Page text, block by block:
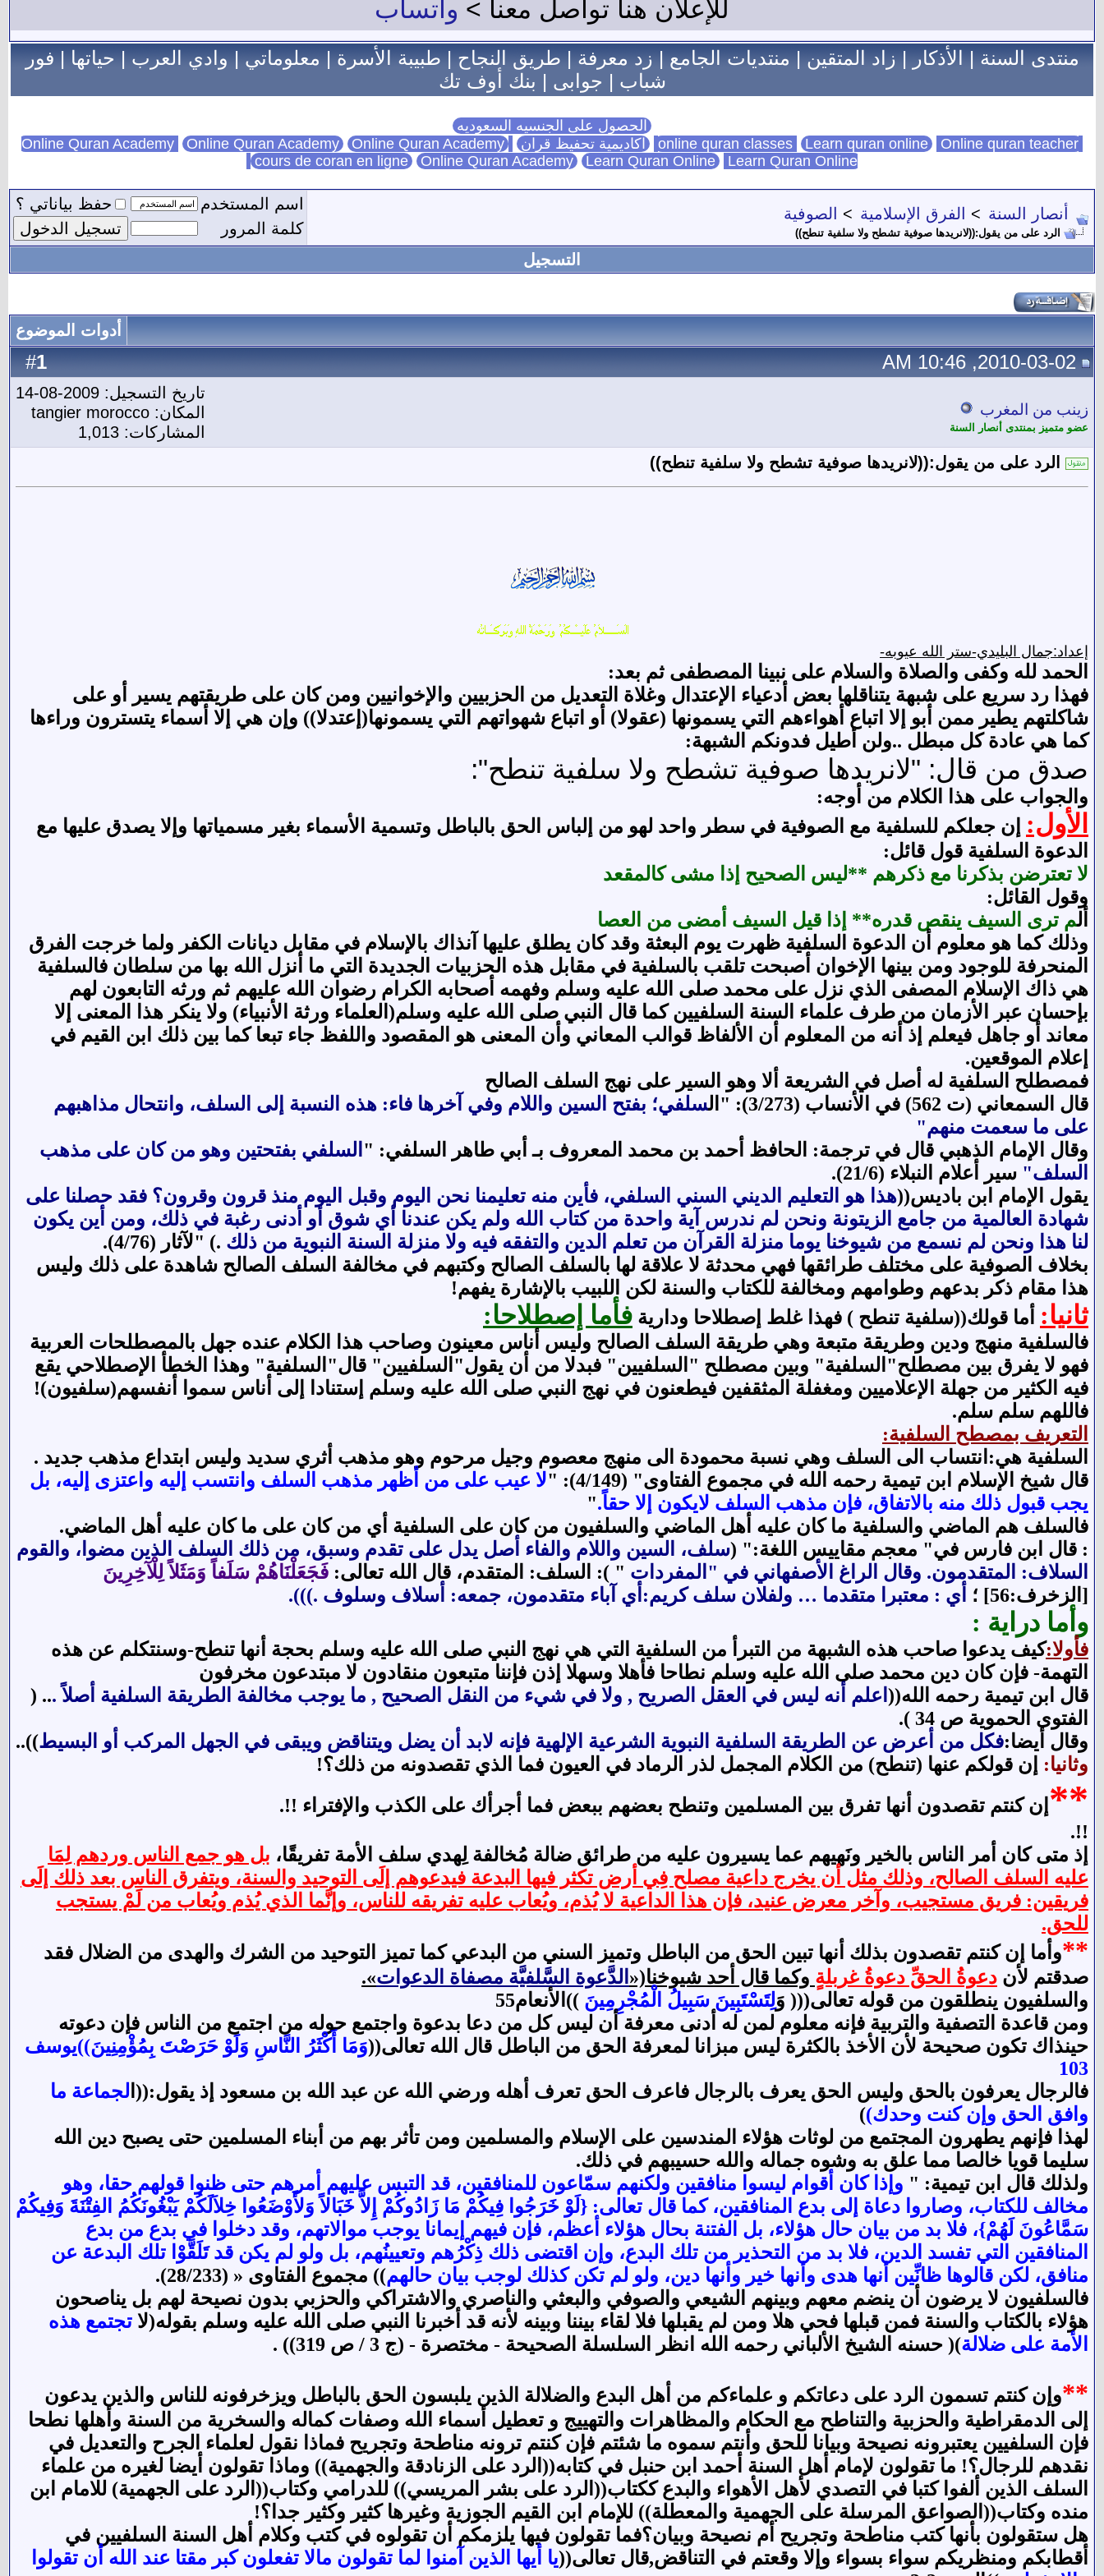
للإعلان هنا تواصل معنا > واتساب
منتدى السنة|الأذكار|زاد المتقين|منتديات الجامع|زد معرفة|طريق النجاح|طبيبة الأسرة|معلوماتي|وادي العرب|حياتها|فور
شباب | جوابى | بنك أوف تك
الحصول على الجنسيه السعوديه
Learn quran online Online quran teacher اكاديمية تحفيظ قران Online Quran Academy Online Quran Academy
cours de coran en ligne Online Quran Academy Learn Quran Online Learn Quran Online
أنصار السنة > الفرق الإسلامية > الصوفية
الرد على من يقول:((لانريدها صوفية تشطح ولا سلفية تنطح))
اسم المستخدم
حفظ بياناتي ؟
كلمة المرور
التسجيل
أدوات الموضوع
#
1 2010-03-02, 10:46 AM
زينب من المغرب
عضو متميز بمنتدى أنصار السنة
تاريخ التسجيل: 2009-08-14
المكان: tangier morocco
المشاركات: 1,013
الرد على من يقول:((لانريدها صوفية تشطح ولا سلفية تنطح))
إعداد:جمال البليدي-ستر الله عيوبه-
الحمد لله وكفى والصلاة والسلام على نبينا المصطفى ثم بعد:
فهذا رد سريع على شبهة يتناقلها بعض أدعياء الإعتدال وغلاة التعديل من الحزبيين والإخوانيين ومن كان على طريقتهم يسير أو على
شاكلتهم يطير ممن أبو إلا اتباع أهواءهم التي يسمونها (عقولا) أو اتباع شهواتهم التي يسمونها(إعتدلا)) وإن هي إلا أسماء يتسترون وراءها
كما هي عادة كل مبطل ..ولن أطيل فدونكم الشبهة:
صدق من قال: "لانريدها صوفية تشطح ولا سلفية تنطح":
والجواب على هذا الكلام من أوجه:
الأول: إن جعلكم للسلفية مع الصوفية في سطر واحد لهو من إلباس الحق بالباطل وتسمية الأسماء بغير مسمياتها وإلا يصدق عليها مع
الدعوة السلفية قول قائل:
لا تعترضن بذكرنا مع ذكرهم **ليس الصحيح إذا مشى كالمقعد
وقول القائل:
ألم ترى السيف ينقص قدره** إذا قيل السيف أمضى من العصا
وذلك كما هو معلوم أن الدعوة السلفية ظهرت يوم البعثة وقد كان يطلق عليها آنذاك بالإسلام في مقابل ديانات الكفر ولما خرجت الفرق
المنحرفة للوجود ومن بينها الإخوان أصبحت تلقب بالسلفية في مقابل هذه الحزبيات الجديدة التي ما أنزل الله بها من سلطان فالسلفية
هي ذاك الإسلام المصفى الذي نزل على محمد صلى الله عليه وسلم وفهمه أصحابه الكرام رضوان الله عليهم ثم ورثه التابعون لهم
بإحسان عبر الأزمان من طرف علماء السنة السلفيين كما قال النبي صلى الله عليه وسلم(العلماء ورثة الأنبياء) ولا ينكر هذا المعنى إلا
معاند أو جاهل فيعلم إذ أنه من المعلوم أن الألفاظ قوالب المعاني وأن المعنى هو المقصود واللفظ جاء تبعا كما بين ذلك ابن القيم في
إعلام الموقعين.
فمصطلح السلفية له أصل في الشريعة ألا وهو السير على نهج السلف الصالح
قال السمعاني (ت 562) في الأنساب (3/273): "ال
سلفي؛ بفتح السين واللام وفي آخرها فاء: هذه النسبة إلى السلف، وانتحال مذاهبهم
على ما سعمت منهم"
وقال الإمام الذهبي قال في ترجمة: الحافظ أحمد بن محمد المعروف بـ أبي طاهر السلفي: " السلفي بفتحتين وهو من كان على مذهب
السلف" سير أعلام النبلاء (21/6).
يقول الإمام ابن باديس((هذا هو التعليم الديني السني السلفي، فأين منه تعليمنا نحن اليوم وقبل اليوم منذ قرون وقرون؟ فقد حصلنا على
شهادة العالمية من جامع الزيتونة ونحن لم ندرس آية واحدة من كتاب الله ولم يكن عندنا أي شوق أو أدنى رغبة في ذلك، ومن أين يكون
لنا هذا ونحن لم نسمع من شيوخنا يوما منزلة القرآن من تعلم الدين والتفقه فيه ولا منزلة السنة النبوية من ذلك .) "لآثار (4/76).
بخلاف الصوفية على مختلف طرائقها فهي محدثة لا علاقة لها بالسلف الصالح وكتبهم في مخالفة السلف الصالح شاهدة على ذلك وليس
هذا مقام ذكر بدعهم وطوامهم ومخالفة للكتاب والسنة لكن اللبيب بالإشارة يفهم!
ثانيا: أما قولك((سلفية تنطح ) فهذا غلط إصطلاحا ودارية فأما إصطلاحا:
فالسلفية منهج ودين وطريقة متبعة وهي طريقة السلف الصالح وليس أناس معينون وصاحب هذا الكلام عنده جهل بالمصطلحات العربية
فهو لا يفرق بين مصطلح"السلفية" وبين مصطلح "السلفيين" فبدلا من أن يقول"السلفيين" قال"السلفية" وهذا الخطأ الإصطلاحي يقع
فيه الكثير من جهلة الإعلاميين ومغفلة المثقفين فيطعنون في نهج النبي صلى الله عليه وسلم إستنادا إلى أناس سموا أنفسهم(سلفيون)!
فاللهم سلم سلم.
التعريف بمصطح السلفية:
السلفية هي:انتساب الى السلف وهي نسبة محمودة الى منهج معصوم وجيل مرحوم وهو مذهب أثري سديد وليس ابتداع مذهب جديد .
قال شيخ الإسلام ابن تيمية رحمه الله في مجموع الفتاوى" (4/149): "
لا عيب على من أظهر مذهب السلف وانتسب إليه واعتزى إليه، بل
يجب قبول ذلك منه بالاتفاق، فإن مذهب السلف لايكون إلا حقاً."
فالسلف هم الماضي والسلفية ما كان عليه أهل الماضي والسلفيون من كان على السلفية أي من كان على ما كان عليه أهل الماضي.
: قال ابن فارس في" معجم مقاييس اللغة:" (سلف، السين واللام والفاء أصل يدل على تقدم وسبق، من ذلك السلف الذين مضوا، والقوم
السلاف: المتقدمون. وقال الراغ الأصفهاني في "المفردات " ): السلف: المتقدم، قال الله تعالى: فَجَعَلْنَاهُمْ سَلَفاً وَمَثَلاً لِلْآخِرِينَ
[الزخرف:56] ؛
أي : معتبرا متقدما … ولفلان سلف كريم:أي آباء متقدمون، جمعه: أسلاف وسلوف .))).
وأما دراية :
فأولا:كيف يدعوا صاحب هذه الشبهة من التبرأ من السلفية التي هي نهج النبي صلى الله عليه وسلم بحجة أنها تنطح-وسنتكلم عن هذه
التهمة- فإن كان دين محمد صلى الله عليه وسلم نطاحا فأهلا وسهلا إذن فإننا متبعون منقادون لا مبتدعون مخرفون
قال ابن تيمية رحمه الله(( اعلم أنه ليس في العقل الصريح , ولا في شيء من النقل الصحيح , ما يوجب مخالفة الطريقة السلفية أصلاً ... (
الفتوى الحموية ص 34 ).
وقال أيضا:فكل من أعرض عن الطريقة السلفية النبوية الشرعية الإلهية فإنه لابد أن يضل ويتناقض ويبقى في الجهل المركب أو البسيط))..
وثانيا: إن قولكم عنها (تنطح) من الكلام المجمل لذر الرماد في العيون فما الذي تقصدونه من ذلك؟!
** إن كنتم تقصدون أنها تفرق بين المسلمين وتنطح بعضهم ببعض فما أجرأك على الكذب والإفتراء !!.
!!.
إذ متى كان أمر الناس بالخير ونَهيهم عما يسيرون عليه من طرائق ضالة مُخالفة لِهدي سلف الأمة تفريقًا، بل هو جمع الناس وردهم لِمَا
عليه السلف الصالح، وذلك مثل أن يخرج داعية مصلح فِي أرض تكثر فيها البدعة فيدعوهم إلَى التوحيد والسنة، ويتفرق الناس بعد ذلك إلَى
فريقين: فريق مستجيب، وآخر معرض عنيد، فإن هذا الداعية لا يُذم، ويُعاب عليه تفريقه للناس، وإنَّما الذي يُذم ويُعاب من لَمْ يستجب
للحق.
**وأما إن كنتم تقصدون بذلك أنها تبين الحق من الباطل وتميز السني من البدعي كما تميز التوحيد من الشرك والهدى من الضلال فقد
صدقتم لأن دعوةُ الحقِّ دعوةُ غربلةٍ وكما قال أحد شيوخنا(« الدَّعوة السَّلفيَّة مصفاة الدعوات».
والسلفيون ينطلقون من قوله تعالى((( وَلِتَسْتَبِينَ سَبِيلُ الْمُجْرِمِينَ ))الأنعام55
ومن قاعدة التصفية والتربية فإنه معلوم لمن له أدنى معرفة أن ليس كل من دعا بدعوة واجتمع حوله من اجتمع من الناس فإن دعوته
حينذاك تكون صحيحة لأن الأخذ بالكثرة ليس مبزانا لمعرفة الحق من الباطل قال الله تعالى((وَمَا أَكْثَرُ النَّاسِ وَلَوْ حَرَصْتَ بِمُؤْمِنِينَ))يوسف
103
فالرجال يعرفون بالحق وليس الحق يعرف بالرجال فاعرف الحق تعرف أهله ورضي الله عن عبد الله بن مسعود إذ يقول:((ا لجماعة ما
وافق الحق وإن كنت وحدك))
لهذا فإنهم يطهرون المجتمع من لوثات هؤلاء المندسين على الإسلام والمسلمين ومن تأثر بهم من أبناء المسلمين حتى يصبح دين الله
سليما قويا خالصا مما علق به وشوه جماله والله حسيبهم في ذلك.
ولذلك قال ابن تيمية: " وإذا كان أقوام ليسوا منافقين ولكنهم سمّاعون للمنافقين، قد التبس عليهم أمرهم حتى ظنوا قولهم حقا، وهو
مخالف للكتاب، وصاروا دعاة إلى بدع المنافقين، كما قال تعالى: {لَوْ خَرَجُوا فِيكُمْ مَا زَادُوكُمْ إِلاَّ خَبَالاً وَلأَوْضَعُوا خِلاَلَكُمْ يَبْغُونَكُمُ الفِتْنَةَ وَفِيكُمْ
سَمَّاعُونَ لَهُمْ}، فلا بد من بيان حال هؤلاء، بل الفتنة بحال هؤلاء أعظم، فإن فيهم إيمانا يوجب موالاتهم، وقد دخلوا في بدع من بدع
المنافقين التي تفسد الدين، فلا بد من التحذير من تلك البدع، وإن اقتضى ذلك ذِكْرُهم وتعيينُهم، بل ولو لم يكن قد تَلَقَّوْا تلك البدعة عن
منافق، لكن قالوها ظانِّين أنها هدى وأنها خير وأنها دين، ولو لم تكن كذلك لوجب بيان حالهم)) مجموع الفتاوى « (28/233).
فالسلفيون لا يرضون أن ينضم معهم وبينهم الشيعي والصوفي والبعثي والناصري والاشتراكي والحزبي بدون نصيحة لهم بل يناصحون
هؤلاء بالكتاب والسنة فمن قبلها فحي هلا ومن لم يقبلها فلا لقاء بيننا وبينه لأنه قد أخبرنا النبي صلى الله عليه وسلم بقوله(لا تجتمع هذه
الأمة على ضلالة)( حسنه الشيخ الألباني رحمه الله انظر السلسلة الصحيحة - مختصرة - (ج 3 / ص 319)) .
**وإن كنتم تسمون الرد على دعاتكم و علماءكم من أهل البدع والضلالة الذين يلبسون الحق بالباطل ويزخرفونه للناس والذين يدعون
إلى الدمقراطية والحزبية والتناطح مع الحكام والمظاهرات والتهييج و تعطيل أسماء الله وصفات كماله والسخرية من السنة وأهلها نطحا
فإن السلفيين يعتبرونه نصيحة وبيانا للحق وأنتم سموه ما شئتم فإن كنتم ترونه مناطحة وتجريح فماذا نقول لعلماء الجرح والتعديل في
نقدهم للرجال؟! ما تقولون لإمام أهل السنة أحمد ابن حنبل في كتابه((الرد على الزنادقة والجهمية)) وماذا تقولون أيضا لغيره من علماء
السلف الذين ألفوا كتبا في التصدي لأهل الأهواء والبدع ككتاب((الرد على بشر المريسي)) للدرامي وكتاب((الرد على الجهمية) للامام ابن
منده وكتاب((الصواعق المرسلة على الجهمية والمعطلة)) للإمام ابن القيم الجوزية وغيرها كثير وكثير جدا؟!
هل ستقولون بأنها كتب مناطحة وتجريح أم نصيحة وبيان؟فما تقولون فيها يلزمكم أن تقولوه في كتب وكلام أهل السنة السلفيين في
أقطابكم ومنظريكم سواء بسواء وإلا وقعتم في التناقض,قال تعالى((يا أيها الذين آمنوا لما تقولون مالا تفعلون كبر مقتا عند الله أن تقولوا